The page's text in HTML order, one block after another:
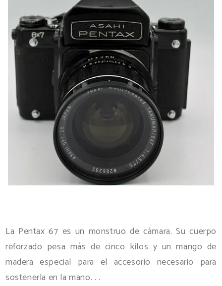
La Pentax 67 es un monstruo de cámara. Su cuerpo
reforzado pesa más de cinco kilos y un mango de
madera especial para el accesorio necesario para
sostenerla en la mano. . .